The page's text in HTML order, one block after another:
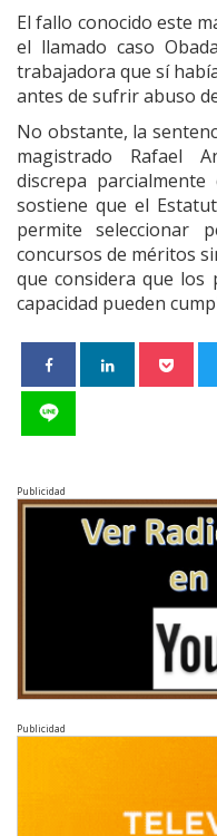
El fallo conocido este
el llamado caso
trabajadora que sí
antes de sufrir abuso
No obstante, la
magistrado Rafael
discrepa
sostiene que el
permite seleccionar
concursos de méritos
que considera que los
capacidad pueden
Publicidad
Publicidad